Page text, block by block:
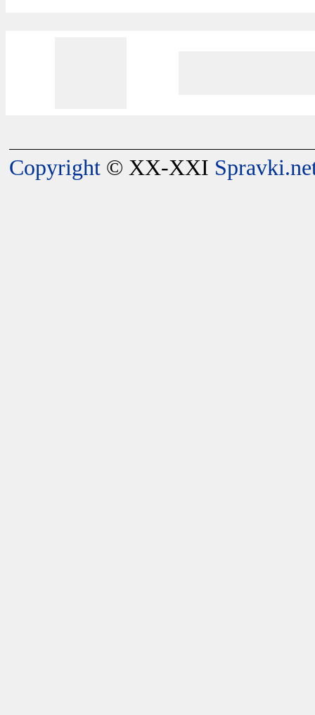
Copyright © XX-XXI